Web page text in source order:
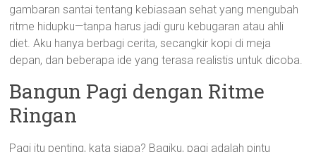
gambaran santai tentang kebiasaan sehat yang mengubah
ritme hidupku—tanpa harus jadi guru kebugaran atau ahli
diet. Aku hanya berbagi cerita, secangkir kopi di meja
depan, dan beberapa ide yang terasa realistis untuk dicoba.
Bangun Pagi dengan Ritme
Ringan
Pagi itu penting, kata siapa? Bagiku, pagi adalah pintu